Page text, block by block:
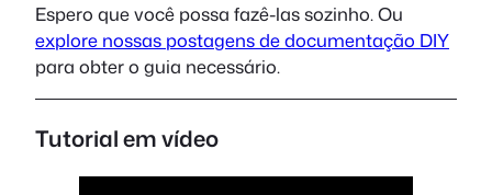
Espero que você possa fazê-las sozinho. Ou
explore nossas postagens de documentação DIY
para obter o guia necessário.
Tutorial em vídeo